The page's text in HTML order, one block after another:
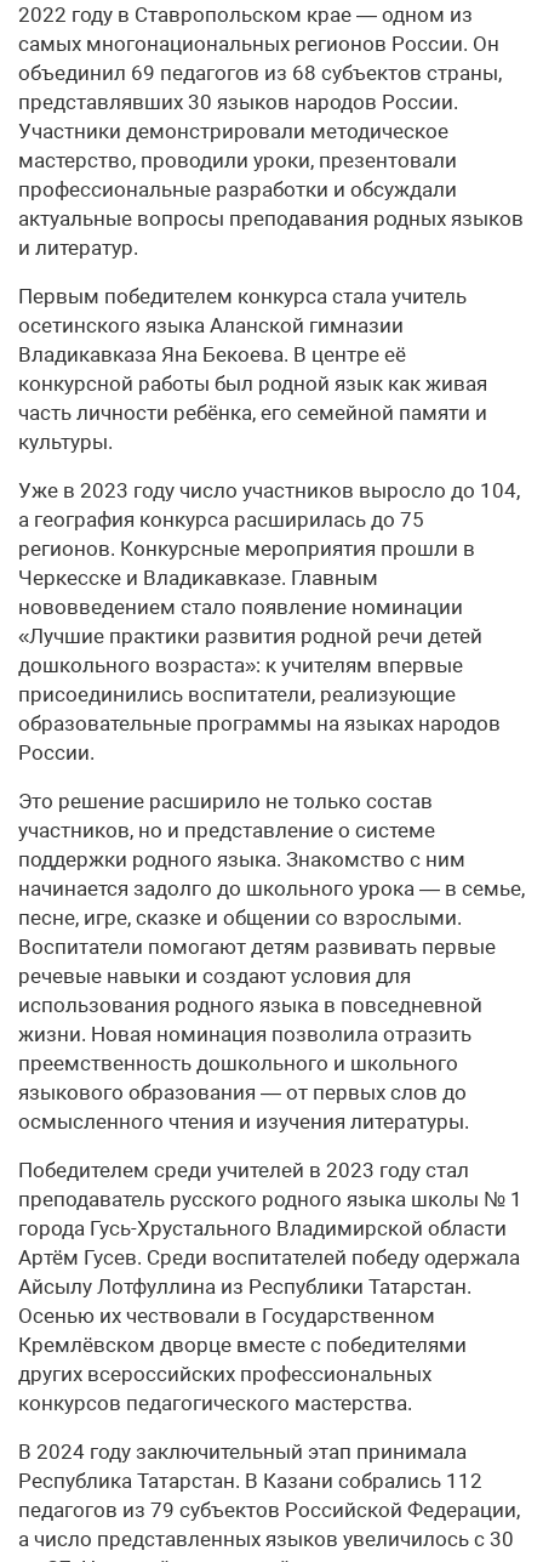
2022 году в Ставропольском крае — одном из
самых многонациональных регионов России. Он
объединил 69 педагогов из 68 субъектов страны,
представлявших 30 языков народов России.
Участники демонстрировали методическое
мастерство, проводили уроки, презентовали
профессиональные разработки и обсуждали
актуальные вопросы преподавания родных языков
и литератур.
Первым победителем конкурса стала учитель
осетинского языка Аланской гимназии
Владикавказа Яна Бекоева. В центре её
конкурсной работы был родной язык как живая
часть личности ребёнка, его семейной памяти и
культуры.
Уже в 2023 году число участников выросло до 104,
а география конкурса расширилась до 75
регионов. Конкурсные мероприятия прошли в
Черкесске и Владикавказе. Главным
нововведением стало появление номинации
«Лучшие практики развития родной речи детей
дошкольного возраста»: к учителям впервые
присоединились воспитатели, реализующие
образовательные программы на языках народов
России.
Это решение расширило не только состав
участников, но и представление о системе
поддержки родного языка. Знакомство с ним
начинается задолго до школьного урока — в семье,
песне, игре, сказке и общении со взрослыми.
Воспитатели помогают детям развивать первые
речевые навыки и создают условия для
использования родного языка в повседневной
жизни. Новая номинация позволила отразить
преемственность дошкольного и школьного
языкового образования — от первых слов до
осмысленного чтения и изучения литературы.
Победителем среди учителей в 2023 году стал
преподаватель русского родного языка школы № 1
города Гусь-Хрустального Владимирской области
Артём Гусев. Среди воспитателей победу одержала
Айсылу Лотфуллина из Республики Татарстан.
Осенью их чествовали в Государственном
Кремлёвском дворце вместе с победителями
других всероссийских профессиональных
конкурсов педагогического мастерства.
В 2024 году заключительный этап принимала
Республика Татарстан. В Казани собрались 112
педагогов из 79 субъектов Российской Федерации,
а число представленных языков увеличилось с 30